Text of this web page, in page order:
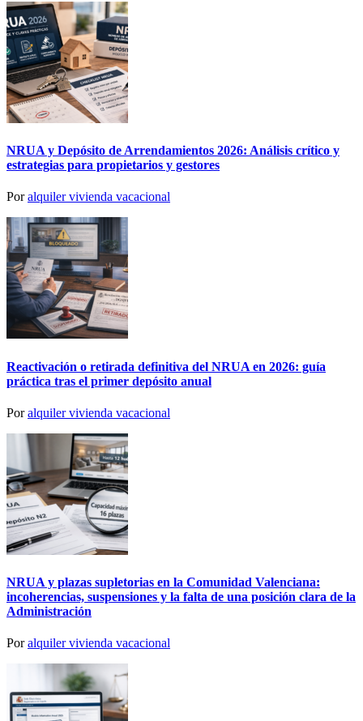
NRUA y Depósito de Arrendamientos 2026: Análisis crítico y
estrategias para propietarios y gestores
Poralquiler vivienda vacacional
Reactivación o retirada definitiva del NRUA en 2026: guía
práctica tras el primer depósito anual
Poralquiler vivienda vacacional
NRUA y plazas supletorias en la Comunidad Valenciana:
incoherencias, suspensiones y la falta de una posición clara de la
Administración
Poralquiler vivienda vacacional